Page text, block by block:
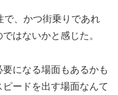
で、かつ街乗りであれ
はないかと感じた。
になる場面もあるかも
ードを出す場面なんて